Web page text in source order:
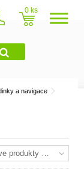
0
a navigace
Nejprve produkty skladem